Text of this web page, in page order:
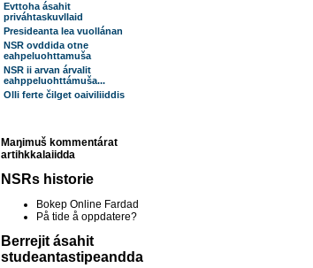
Evttoha ásahit
priváhtaskuvllaid
Presideanta lea vuollánan
NSR ovddida otne
eahpeluohttamuša
NSR ii arvan árvalit
eahppeluohttámuša...
Olli ferte čilget oaiviliiddis
Maŋimuš kommentárat
artihkkalaiidda
NSRs historie
Bokep Online Fardad
På tide å oppdatere?
Berrejit ásahit
studeantastipeandda